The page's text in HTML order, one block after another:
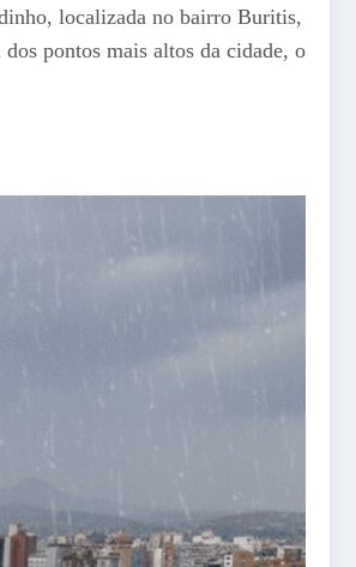
localizada no bairro Buritis,
pontos mais altos da cidade, o